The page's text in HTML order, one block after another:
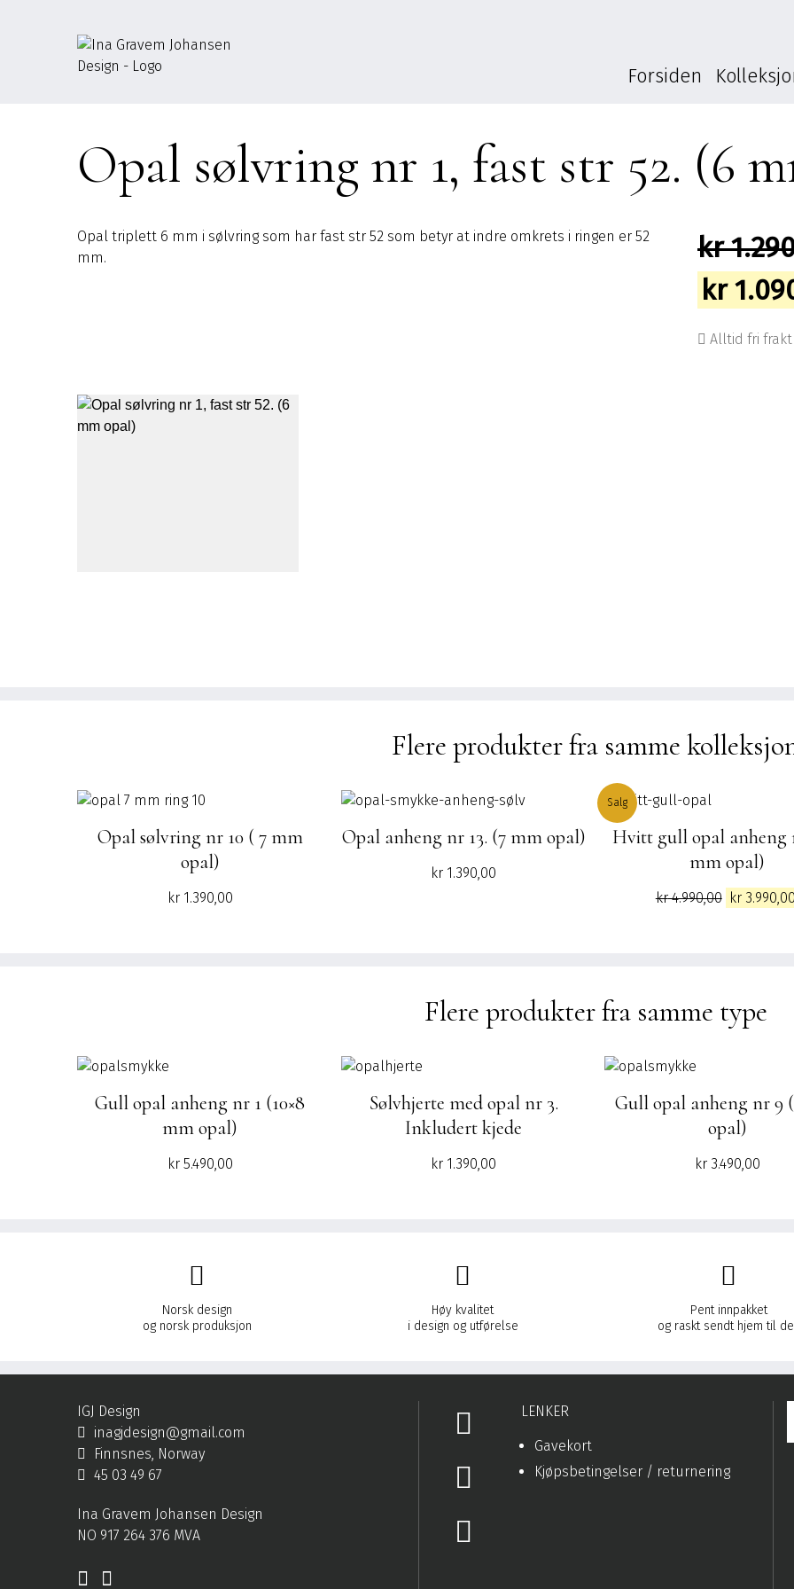
Forsiden
Opal sølvring nr 1, fast str 52. (6
Opal triplett 6 mm i sølvring som har fast str 52 som betyr at indre omkrets i ringen er 52
mm.
kr
pris
kr
Alltid fri frakt
Flere produkter fra samme
Opal sølvring nr 10 ( 7 mm
opal)
kr1.390,00
Opal anheng nr 13. (7 mm opal)
kr 1.390,00
Salg
Hvitt gull opal anheng
mm opal)
kr4.990,00 Opprinnelig
kr3.990,00
Flere produkter fra samme type
Gull opal anheng nr 1 (10×8
mm opal)
kr5.490,00
Sølvhjerte med opal nr 3.
Inkludert kjede
kr 1.390,00
Gull opal anheng nr 9
opal)
kr3.490,00
Norsk design
og norsk produksjon
Høy kvalitet
i design og utførelse
Pent innpakket
og raskt sendt hjem til
IGJ Design
inagjdesign@gmail.com
Finnsnes, Norway
45 03 49 67
Ina Gravem Johansen Design
NO 917 264 376 MVA
LENKER
Gavekort
Kjøpsbetingelser / returnering